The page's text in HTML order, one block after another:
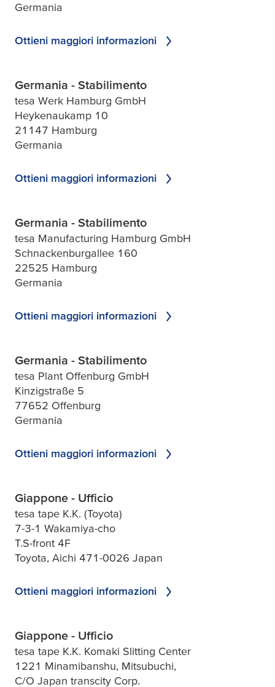
Germania
Ottieni maggiori informazioni
Germania - Stabilimento
tesa Werk Hamburg GmbH
Heykenaukamp 10
21147 Hamburg
Germania
Ottieni maggiori informazioni
Germania - Stabilimento
tesa Manufacturing Hamburg GmbH
Schnackenburgallee 160
22525 Hamburg
Germania
Ottieni maggiori informazioni
Germania - Stabilimento
tesa Plant Offenburg GmbH
Kinzigstraße 5
77652 Offenburg
Germania
Ottieni maggiori informazioni
Giappone - Ufficio
tesa tape K.K. (Toyota)
7-3-1 Wakamiya-cho
T.S-front 4F
Toyota, Aichi 471-0026 Japan
Ottieni maggiori informazioni
Giappone - Ufficio
tesa tape K.K. Komaki Slitting Center
1221 Minamibanshu, Mitsubuchi,
C/O Japan transcity Corp.